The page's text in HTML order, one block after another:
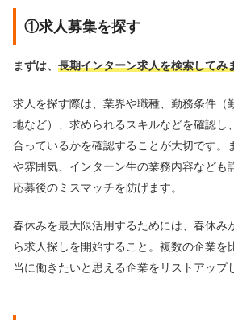
①求人募集を探す
まずは、 長期インターン求人を検索してみ
求人を探す際は、業界や職種、勤務条件（
地など）、求められるスキルなどを確認し
合っているかを確認することが大切です。
や雰囲気、インターン生の業務内容なども
応募後のミスマッチを防げます。
春休みを最大限活用するためには、春休み
ら求人探しを開始すること。複数の企業を
当に働きたいと思える企業をリストアップ